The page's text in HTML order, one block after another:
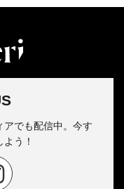
アでも配信中。今す
う！